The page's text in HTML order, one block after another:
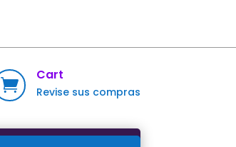

Cart
Revise sus compras